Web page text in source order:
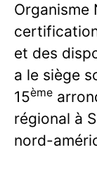
Organisme
et des
a le siège
15ème
régional à
nord-